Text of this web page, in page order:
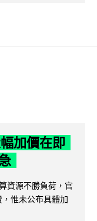
加價在即
資源不勝負荷，官
惟未公布具體加